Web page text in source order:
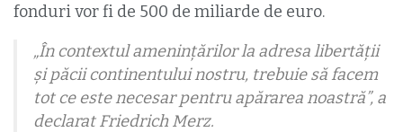
fonduri vor fi de 500 de miliarde de euro.
„În contextul amenințărilor la adresa libertăţii
şi păcii continentului nostru, trebuie să facem
tot ce este necesar pentru apărarea noastră”, a
declarat Friedrich Merz.